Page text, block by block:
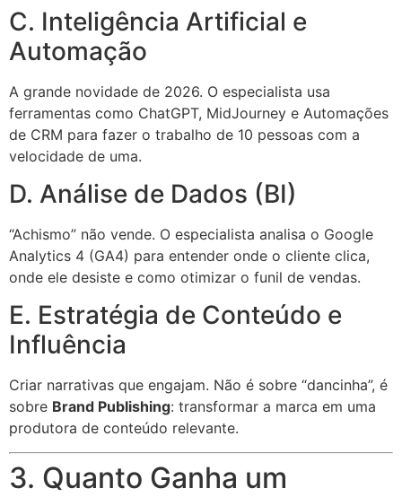
C. Inteligência Artificial e
Automação
A grande novidade de 2026. O especialista usa
ferramentas como ChatGPT, MidJourney e Automações
de CRM para fazer o trabalho de 10 pessoas com a
velocidade de uma.
D. Análise de Dados (BI)
“Achismo” não vende. O especialista analisa o Google
Analytics 4 (GA4) para entender onde o cliente clica,
onde ele desiste e como otimizar o funil de vendas.
E. Estratégia de Conteúdo e
Influência
Criar narrativas que engajam. Não é sobre “dancinha”, é
sobre Brand Publishing: transformar a marca em uma
produtora de conteúdo relevante.
3. Quanto Ganha um